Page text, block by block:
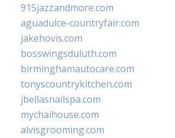
915jazzandmore.com
aguadulce-countryfair.com
jakehovis.com
bosswingsduluth.com
birminghamautocare.com
tonyscountrykitchen.com
jbellasnailspa.com
mychaihouse.com
alvisgrooming.com